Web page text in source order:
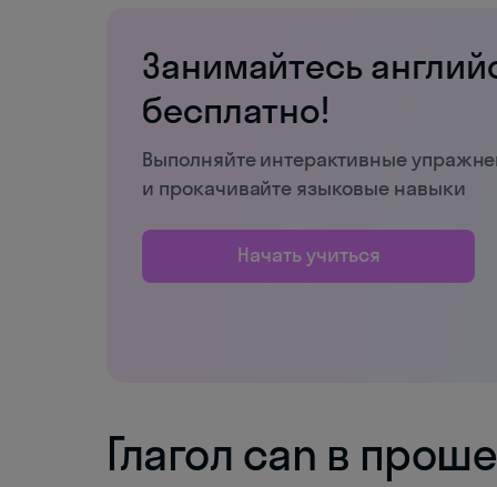
Занимайтесь
бесплатно!
Выполняйте интерактивные
и прокачивайте языковые навыки
Начать учиться
Глагол can в